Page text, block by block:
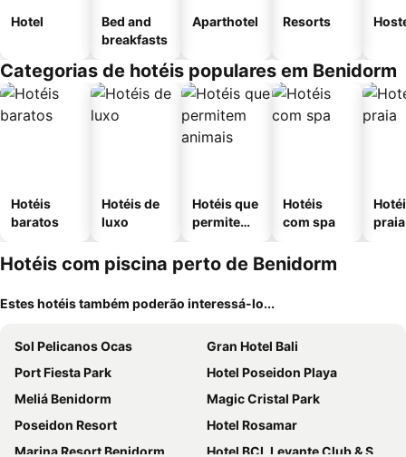
Hotel
Bed and
breakfasts
Aparthotel Resorts
Categorias de hotéis populares em Benidorm
Hotéis
baratos
Hotéis de
luxo
Hotéis que
permitem
Hotéis
com spa
praia
Hotéis com piscina perto de Benidorm
Estes hotéis também poderão interessá-lo...
Sol Pelicanos Ocas
Gran Hotel Bali
Port Fiesta Park
Hotel Poseidon Playa
Meliá Benidorm
Magic Cristal Park
Poseidon Resort
Hotel Rosamar
Marina Resort Benidorm
Hotel BCL Levante Club & Spa 4 Sup - Only Adults Recomended